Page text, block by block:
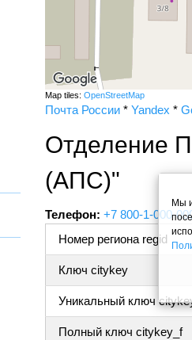
Map tiles: OpenStreetMap
Почта России * Yandex *
Отделение
(АПС)"
Телефон: +7 800-1-000-
Номер региона regid
Ключ citykey
Уникальный ключ
Полный ключ citykey_f
Мы